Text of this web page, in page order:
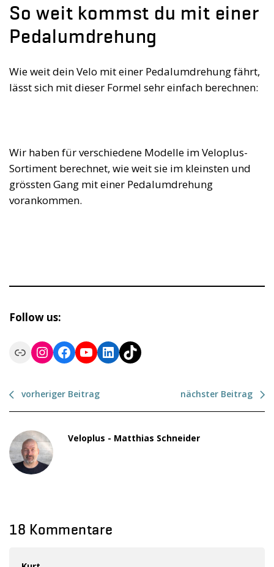
So weit kommst du mit einer
Pedalumdrehung
Wie weit dein Velo mit einer Pedalumdrehung fährt,
lässt sich mit dieser Formel sehr einfach berechnen:
Wir haben für verschiedene Modelle im Veloplus-
Sortiment berechnet, wie weit sie im kleinsten und
grössten Gang mit einer Pedalumdrehung
vorankommen.
Follow us:
LinkInstagram
Facebook
YouTube
LinkedIn
TikTok
vorheriger Beitrag nächster Beitrag
Veloplus - Matthias Schneider
18 Kommentare